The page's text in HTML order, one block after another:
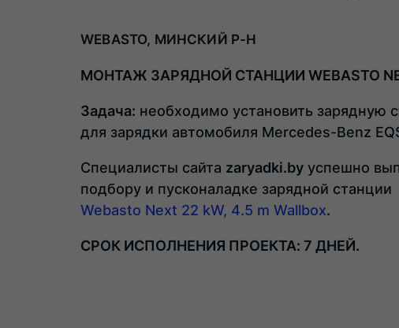
WEBASTO, МИНСКИЙ Р-Н
МОНТАЖ ЗАРЯДНОЙ СТАНЦИИ WEBASTO
Задача: необходимо установить зарядную
для зарядки автомобиля Mercedes-Benz
Специалисты сайта zaryadki.by успешно
подбору и пусконаладке зарядной станции
Webasto Next 22 kW, 4.5 m Wallbox.
СРОК ИСПОЛНЕНИЯ ПРОЕКТА: 7 ДНЕЙ.